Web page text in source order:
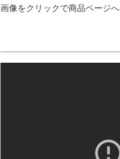
画像をクリックで商品ページへ